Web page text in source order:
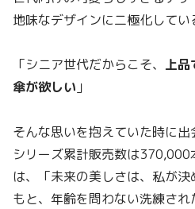
地味なデザインに二極化してい
「シニア世代だからこそ、 上品
傘が欲しい 」
そんな思いを抱えていた時に出
シリーズ累計販売数は
は、「未来の美しさは、私が
もと、年齢を問わない洗練さ